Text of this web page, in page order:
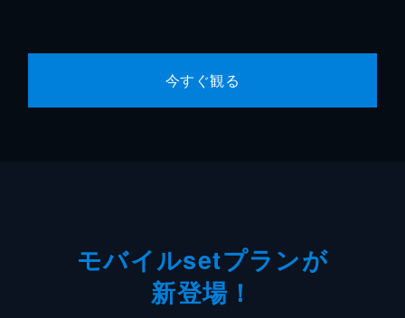
今すぐ観る
モバイルsetプランが
新登場！